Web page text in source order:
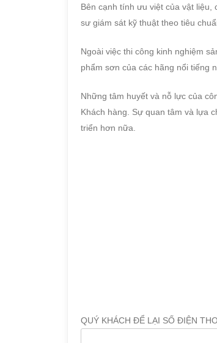
Bên cạnh tính ưu việt của vật
sư giám sát kỹ thuật theo tiêu
Ngoài việc thi công kinh nghiệm
phẩm sơn của các hãng nổi tiếng
Những tâm huyết và nỗ lực của
Khách hàng. Sự quan tâm và lựa
triển hơn nữa.
QUÝ KHÁCH ĐỂ LẠI SỐ ĐIỆN